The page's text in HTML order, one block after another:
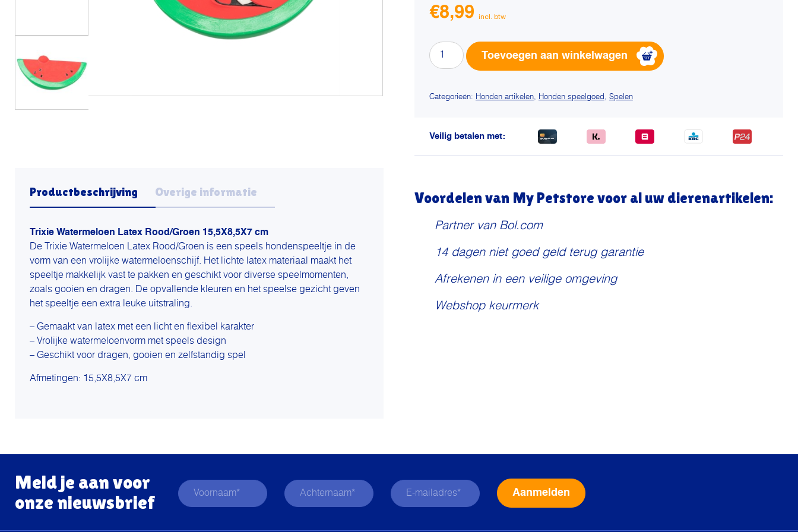
€8,99
Trixie
watermeloen
aantal
Toevoegen aan winkelwagen
Categorieën: Honden artikelen, Honden speelgoed, Spelen
Veilig betalen met:
Productbeschrijving Overige informatie
Trixie Watermeloen Latex Rood/Groen 15,5X8,5X7 cm
De Trixie Watermeloen Latex Rood/Groen is een speels hondenspeeltje in de
vorm van een vrolijke watermeloenschijf. Het lichte latex materiaal maakt het
speeltje makkelijk vast te pakken en geschikt voor diverse speelmomenten,
zoals gooien en dragen. De opvallende kleuren en het speelse gezicht geven
het speeltje een extra leuke uitstraling.
– Gemaakt van latex met een licht en flexibel karakter
– Vrolijke watermeloenvorm met speels design
– Geschikt voor dragen, gooien en zelfstandig spel
Afmetingen: 15,5X8,5X7 cm
Voordelen van My Petstore voor al uw dierenartikelen:
Partner van Bol.com
14 dagen niet goed geld terug garantie
Afrekenen in een veilige omgeving
Webshop keurmerk
Meld je aan voor
onze nieuwsbrief